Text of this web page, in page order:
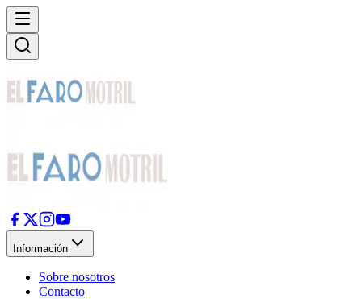
Información
Sobre nosotros
Contacto